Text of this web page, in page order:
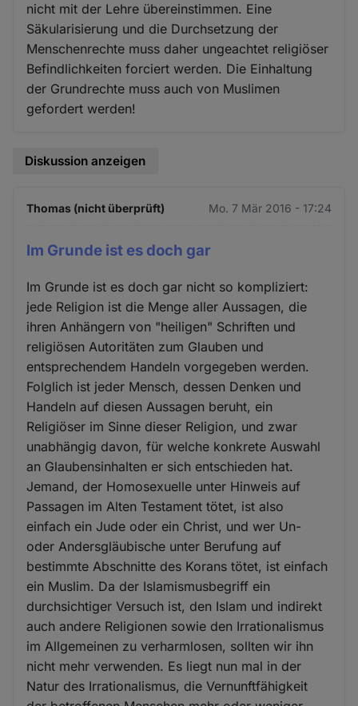
nicht mit der Lehre übereinstimmen. Eine
Säkularisierung und die Durchsetzung der
Menschenrechte muss daher ungeachtet religiöser
Befindlichkeiten forciert werden. Die Einhaltung
der Grundrechte muss auch von Muslimen
gefordert werden!
Diskussion anzeigen
Thomas (nicht überprüft) Mo. 7 Mär 2016 - 17:24
Im Grunde ist es doch gar
Im Grunde ist es doch gar nicht so kompliziert:
jede Religion ist die Menge aller Aussagen, die
ihren Anhängern von "heiligen" Schriften und
religiösen Autoritäten zum Glauben und
entsprechendem Handeln vorgegeben werden.
Folglich ist jeder Mensch, dessen Denken und
Handeln auf diesen Aussagen beruht, ein
Religiöser im Sinne dieser Religion, und zwar
unabhängig davon, für welche konkrete Auswahl
an Glaubensinhalten er sich entschieden hat.
Jemand, der Homosexuelle unter Hinweis auf
Passagen im Alten Testament tötet, ist also
einfach ein Jude oder ein Christ, und wer Un-
oder Andersgläubische unter Berufung auf
bestimmte Abschnitte des Korans tötet, ist einfach
ein Muslim. Da der Islamismusbegriff ein
durchsichtiger Versuch ist, den Islam und indirekt
auch andere Religionen sowie den Irrationalismus
im Allgemeinen zu verharmlosen, sollten wir ihn
nicht mehr verwenden. Es liegt nun mal in der
Natur des Irrationalismus, die Vernunftfähigkeit